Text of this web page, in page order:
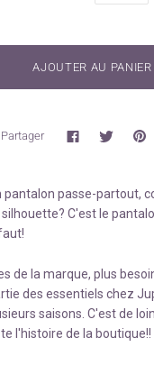
Partager
pantalon passe-partout,
C'est le
de la marque, plus
des essentiels chez
saisons. C'est de
l'histoire de la boutique!!